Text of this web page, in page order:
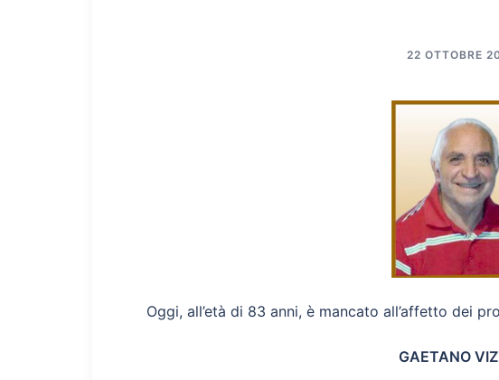
22 OTTOBRE
Oggi, all’età di 83 anni, è mancato all’affetto dei
GAETANO